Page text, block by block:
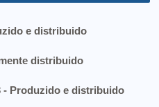
e distribuido
distribuido
- Produzido e distribuido